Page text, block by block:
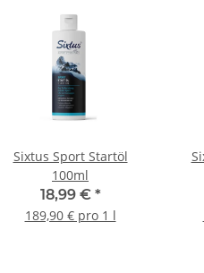
Sixtus Sport Startöl
100ml
18,99 € *
189,90 € pro 1 l